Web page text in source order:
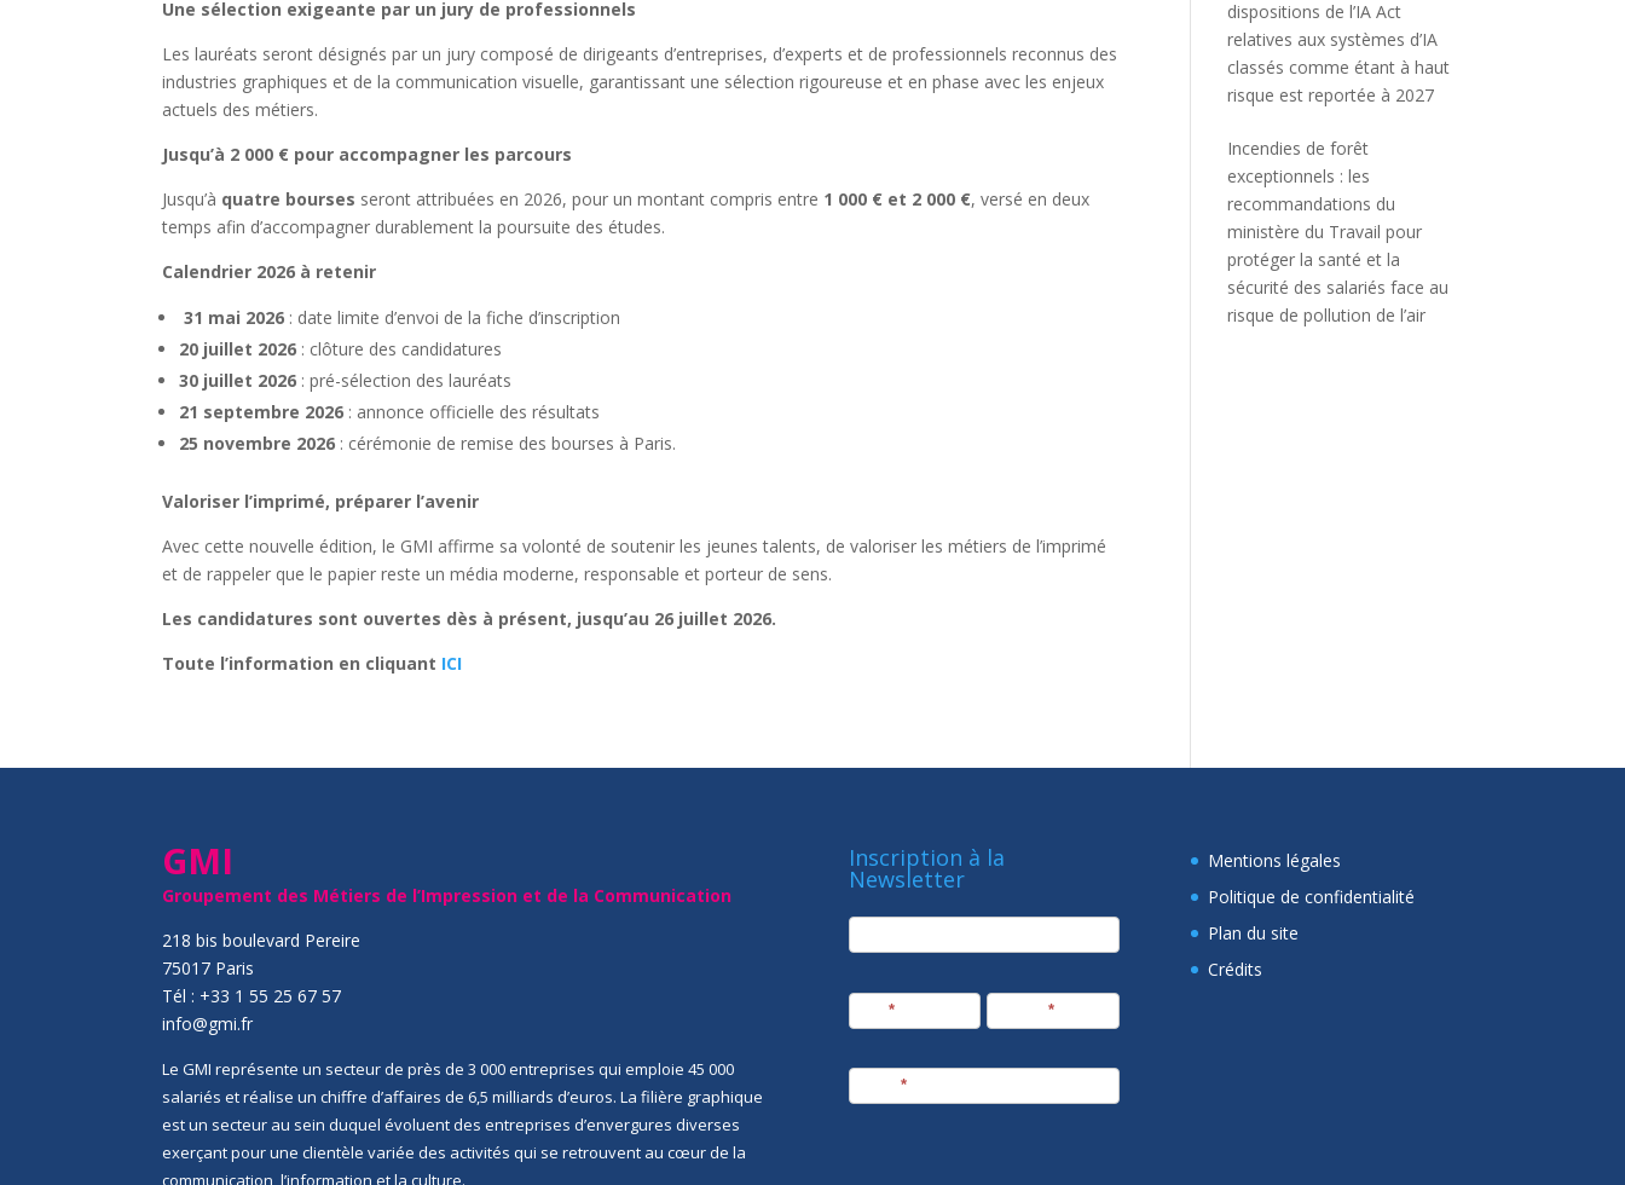
Une sélection exigeante par un jury de professionnels
Les lauréats seront désignés par un jury composé de dirigeants d’entreprises, d’experts et de professionnels reconnus des
industries graphiques et de la communication visuelle, garantissant une sélection rigoureuse et en phase avec les enjeux
actuels des métiers.
Jusqu’à 2 000 € pour accompagner les parcours
Jusqu’à quatre bourses seront attribuées en 2026, pour un montant compris entre 1 000 € et 2 000 €, versé en deux
temps afin d’accompagner durablement la poursuite des études.
Calendrier 2026 à retenir
31 mai 2026 : date limite d’envoi de la fiche d’inscription
20 juillet 2026 : clôture des candidatures
30 juillet 2026 : pré-sélection des lauréats
21 septembre 2026 : annonce officielle des résultats
25 novembre 2026 : cérémonie de remise des bourses à Paris.
Valoriser l’imprimé, préparer l’avenir
Avec cette nouvelle édition, le GMI affirme sa volonté de soutenir les jeunes talents, de valoriser les métiers de l’imprimé
et de rappeler que le papier reste un média moderne, responsable et porteur de sens.
Les candidatures sont ouvertes dès à présent, jusqu’au 26 juillet 2026.
Toute l’information en cliquant ICI
dispositions de l’IA Act
relatives aux systèmes d’IA
classés comme étant à haut
risque est reportée à 2027
Incendies de forêt
exceptionnels : les
recommandations du
ministère du Travail pour
protéger la santé et la
sécurité des salariés face au
risque de pollution de l’air
GMI
Groupement des Métiers de l’Impression et de la Communication
218 bis boulevard Pereire
75017 Paris
Tél : +33 1 55 25 67 57
info@gmi.fr
Le GMI représente un secteur de près de 3 000 entreprises qui emploie 45 000
salariés et réalise un chiffre d’affaires de 6,5 milliards d’euros. La filière graphique
est un secteur au sein duquel évoluent des entreprises d’envergures diverses
exerçant pour une clientèle variée des activités qui se retrouvent au cœur de la
communication, l’information et la culture.
Inscription à la
Newsletter
newsletter
* *
*
Mentions légales
Politique de confidentialité
Plan du site
Crédits